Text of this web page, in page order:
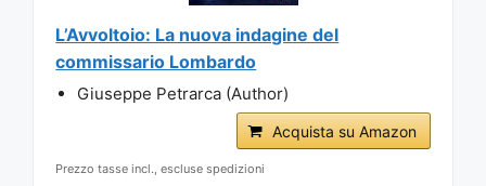
L’Avvoltoio: La nuova indagine del
commissario Lombardo
Giuseppe Petrarca (Author)
Acquista su Amazon
Prezzo tasse incl., escluse spedizioni